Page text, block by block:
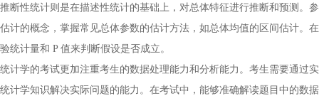
推断性统计则是在描述性统计的基础上，对总体特征进行推断和预测。
估计的概念，掌握常见总体参数的估计方法，如总体均值的区间估计。
验统计量和 P 值来判断假设是否成立。
统计学的考试更加注重考生的数据处理能力和分析能力。考生需要通过
统计学知识解决实际问题的能力。在考试中，能够准确解读题目中的数